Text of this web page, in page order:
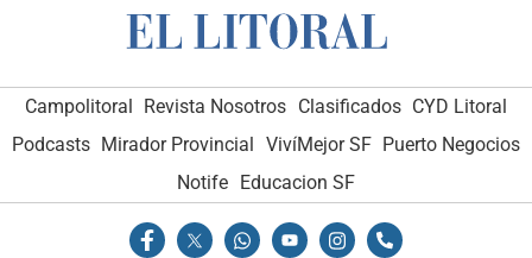
Campolitoral Revista Nosotros Clasificados CYD Litoral
Podcasts Mirador Provincial VivíMejor SF Puerto Negocios
Notife Educacion SF